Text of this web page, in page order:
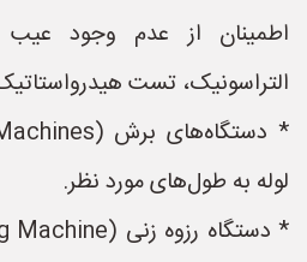
اطمینان از عدم وجود
التراسونیک، تست
لوله به طول‌های مورد نظر.